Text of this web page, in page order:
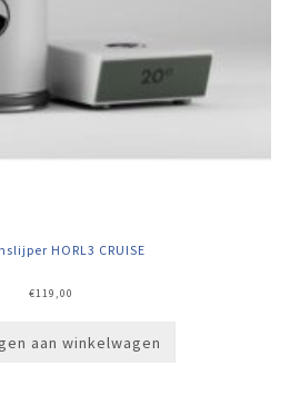
HORL3 CRUISE
€119,00
aan winkelwagen